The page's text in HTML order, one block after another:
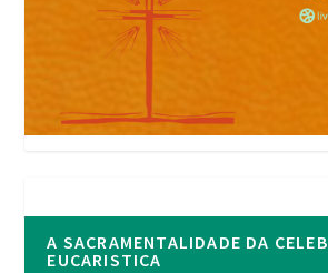
A SACRAMENTALIDADE DA
EUCARISTICA